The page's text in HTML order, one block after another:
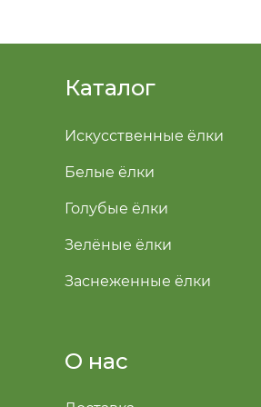
О нас
Каталог
Искусственные ёлки
Белые ёлки
Голубые ёлки
Зелёные ёлки
Заснеженные ёлки